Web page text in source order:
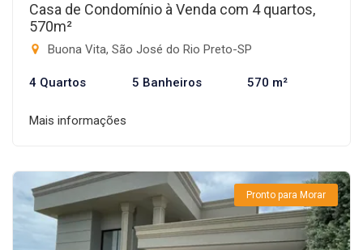
Casa de Condomínio à Venda com 4 quartos,
570m²
Buona Vita, São José do Rio Preto-SP
4 Quartos 5 Banheiros 570 m²
Mais informações
Pronto para Morar